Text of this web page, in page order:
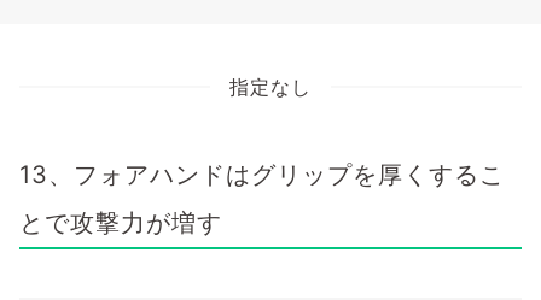
指定なし
13、フォアハンドはグリップを厚くするこ
とで攻撃力が増す